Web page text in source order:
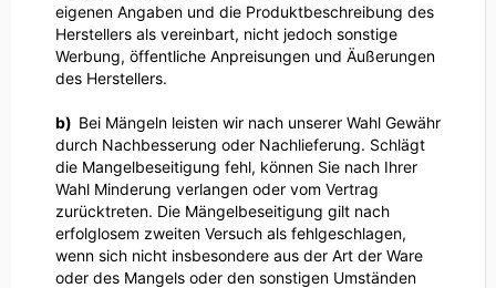
eigenen Angaben und die Produktbeschreibung des
Herstellers als vereinbart, nicht jedoch sonstige
Werbung, öffentliche Anpreisungen und Äußerungen
des Herstellers.
b) Bei Mängeln leisten wir nach unserer Wahl Gewähr
durch Nachbesserung oder Nachlieferung. Schlägt
die Mangelbeseitigung fehl, können Sie nach Ihrer
Wahl Minderung verlangen oder vom Vertrag
zurücktreten. Die Mängelbeseitigung gilt nach
erfolglosem zweiten Versuch als fehlgeschlagen,
wenn sich nicht insbesondere aus der Art der Ware
oder des Mangels oder den sonstigen Umständen